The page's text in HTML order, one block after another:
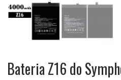
Bateria Z16 do